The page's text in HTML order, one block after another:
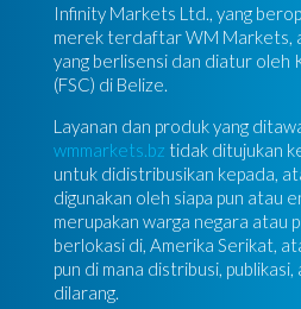
Infinity Markets Ltd., yang
merek terdaftar WM Markets,
yang berlisensi dan diatur oleh
(FSC) di Belize.
Layanan dan produk yang
wmmarkets.bz tidak ditujukan
untuk didistribusikan kepada,
digunakan oleh siapa pun atau
merupakan warga negara atau
berlokasi di, Amerika Serikat,
pun di mana distribusi,
dilarang.